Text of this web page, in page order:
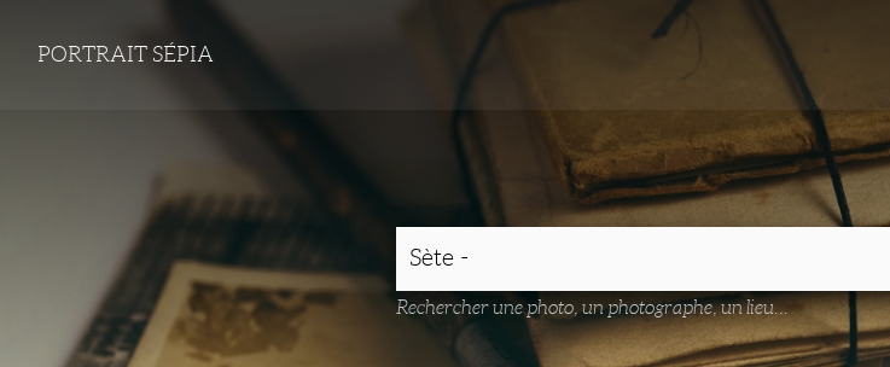
PORTRAIT SÉPIA
Rechercher une photo, un photographe, un lieu...